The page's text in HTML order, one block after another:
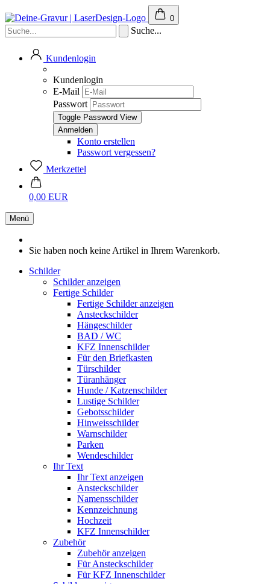
0
Suche...
Kundenlogin
Kundenlogin
E-Mail
Passwort
Toggle Password View
Konto erstellen
Passwort vergessen?
Merkzettel
0,00 EUR
Menü
Sie haben noch keine Artikel in Ihrem Warenkorb.
Schilder
Schilder anzeigen
Fertige Schilder
Fertige Schilder anzeigen
Ansteckschilder
Hängeschilder
BAD / WC
KFZ Innenschilder
Für den Briefkasten
Türschilder
Türanhänger
Hunde / Katzenschilder
Lustige Schilder
Gebotsschilder
Hinweisschilder
Warnschilder
Parken
Wendeschilder
Ihr Text
Ihr Text anzeigen
Ansteckschilder
Namensschilder
Kennzeichnung
Hochzeit
KFZ Innenschilder
Zubehör
Zubehör anzeigen
Für Ansteckschilder
Für KFZ Innenschilder